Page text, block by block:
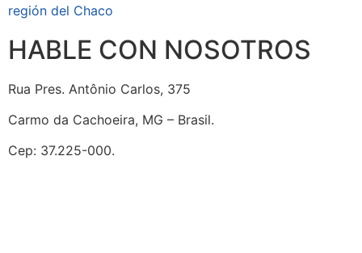
región del Chaco
HABLE CON NOSOTROS
Rua Pres. Antônio Carlos, 375
Carmo da Cachoeira, MG – Brasil.
Cep: 37.225-000.